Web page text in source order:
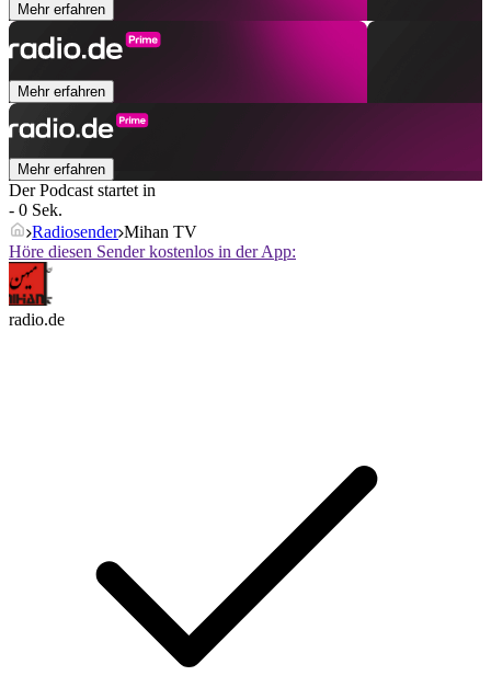
Mehr erfahren
Mehr erfahren
Mehr erfahren
Der Podcast startet in
- 0 Sek.
Radiosender Mihan TV
Höre diesen Sender kostenlos in der App:
radio.de